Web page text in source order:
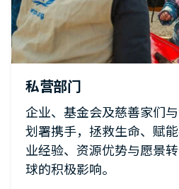
私营部门
企业、基金会及慈善家们
划署携手，拯救生命、赋
业经验、资源优势与愿景
球的积极影响。